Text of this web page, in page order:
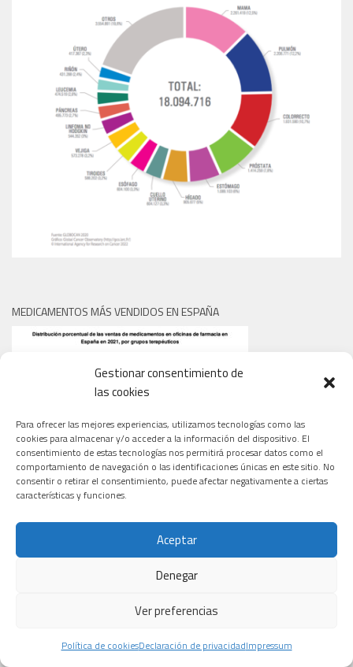
Gestionar consentimiento de
las cookies
Para ofrecer las mejores experiencias, utilizamos tecnologías como las
cookies para almacenar y/o acceder a la información del dispositivo. El
consentimiento de estas tecnologías nos permitirá procesar datos como el
comportamiento de navegación o las identificaciones únicas en este sitio. No
consentir o retirar el consentimiento, puede afectar negativamente a ciertas
características y funciones.
Aceptar
Denegar
Ver preferencias
Política de cookiesDeclaración de privacidadImpressum
MEDICAMENTOS MÁS VENDIDOS EN ESPAÑA
TIPOS DE CÁNCER QUE TRATAN LOS NUEVOS ENSAYOS